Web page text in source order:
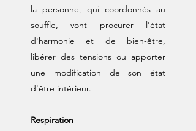
la personne, qui coordonnés au
souffle, vont procurer l'état
d'harmonie et de bien-être,
libérer des tensions ou apporter
une modification de son état
d'être intérieur.​​​
Respiration​​